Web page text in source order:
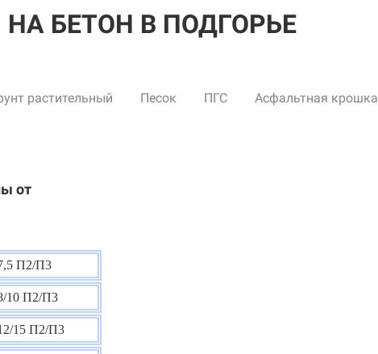
БЕТОН В ПОДГОРЬЕ
растительный Песок ПГС Асфальтная крошка
от
П2/П3
10 П2/П3
15 П2/П3